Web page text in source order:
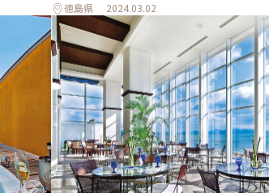
徳島県 2024.03.02